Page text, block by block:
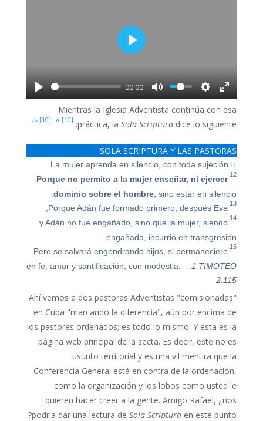
00:00
P
y
Mientras la Iglesia Adventista continúa con esa
práctica, laSola Scriptura dice lo siguiente:
[10] ለ
[10] ሐ
SOLA SCRIPTURA Y LAS PASTORAS
La mujer aprenda en silencio, con toda sujeción.
12
Porque no permito a la mujer enseñar, ni ejercer
dominio sobre el hombre , sino estar en silencio.
13
Porque Adán fue formado primero, después Eva;
14
y Adán no fue engañado, sino que la mujer, siendo
engañada, incurrió en transgresión.
15
Pero se salvará engendrando hijos, si permaneciere
en fe, amor y santificación, con modestia. —1 TIMOTEO
2:115
Ahí vemos a dos pastoras Adventistas "comisionadas"
en Cuba "marcando la diferencia", aún por encima de
los pastores ordenados; es todo lo mismo. Y esta es la
página web principal de la secta. Es decir, este no es
usunto territorial y es una vil mentira que la
Conferencia General está en contra de la ordenación,
como la organización y los lobos como usted le
quieren hacer creer a la gente. Amigo Rafael, ¿nos
podría dar una lectura deSola Scriptura en este punto?